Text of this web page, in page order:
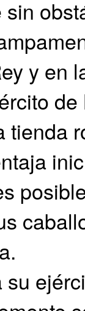
sin
y en
tienda
su